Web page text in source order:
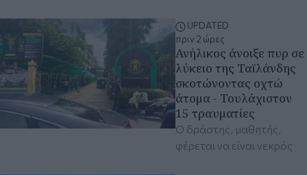
UPDATED
πριν 2 ώρες
Ανήλικος άνοιξε πυρ σε
λύκειο της Ταϊλάνδης
σκοτώνοντας οχτώ
άτομα - Τουλάχιστον
15 τραυματίες
Ο δράστης, μαθητής,
φέρεται να είναι νεκρός